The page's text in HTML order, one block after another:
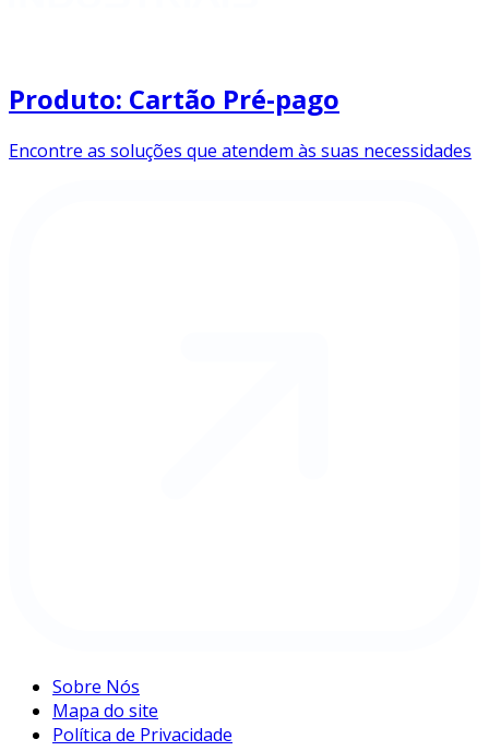
Produto: Cartão Pré-pago
Encontre as soluções que atendem às suas necessidades
Sobre Nós
Mapa do site
Política de Privacidade